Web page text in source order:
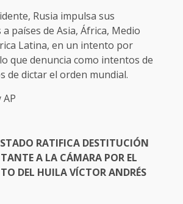
Rusia impulsa sus
países de Asia, África, Medio
Latina, en un intento por
que denuncia como intentos de
de dictar el orden mundial.
RATIFICA DESTITUCIÓN
A LA CÁMARA POR EL
DEL HUILA VÍCTOR ANDRÉS